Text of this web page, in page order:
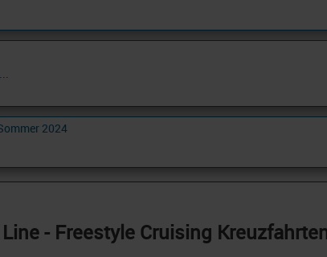
2024
- Freestyle Cruising